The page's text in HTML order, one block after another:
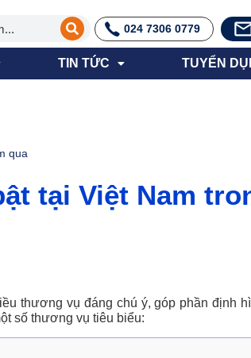
024 7306 0779
TIN TỨC TUYỂN
qua
tại Việt Nam
thương vụ đáng chú ý, góp phần định
số thương vụ tiêu biểu: